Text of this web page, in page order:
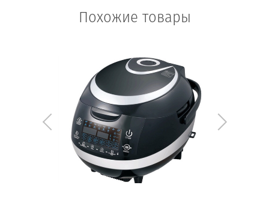
Похожие товары